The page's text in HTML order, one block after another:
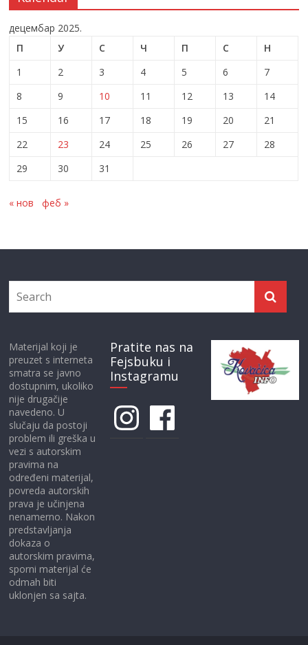
децембар 2025.
П
У С Ч П С
Н
1
2 3 4 5 6
7
8
9 10 11 12 13
14
15
16 17 18 19 20
21
22
23 24 25 26 27
28
29
30 31
« нов феб »
Materijal koji je
preuzet s interneta
smatra se javno
dostupnim, ukoliko
nije drugačije
navedeno. U
slučaju da postoji
problem ili greška u
vezi s autorskim
pravima na
određeni materijal,
povreda autorskih
prava je učinjena
nenamerno. Nakon
predstavljanja
dokaza o
autorskim pravima,
sporni materijal će
odmah biti
uklonjen sa sajta.
Pratite nas na
Fejsbuku i
Instagramu
InstagramFacebook